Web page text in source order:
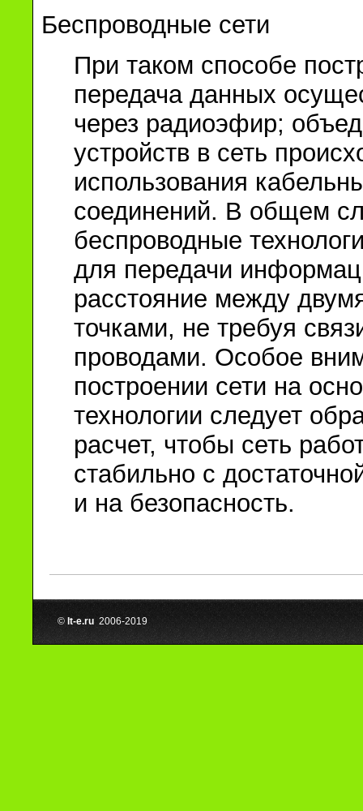
Беспроводные сети
При таком способе
передача данных
через радиоэфир;
устройств в сеть
использования
соединений. В общем
беспроводные
для передачи
расстояние между
точками, не требуя
проводами. Особое
построении сети на
технологии следует
расчет, чтобы сеть
стабильно с
и на безопасность.
© It-e.ru 2006-2019